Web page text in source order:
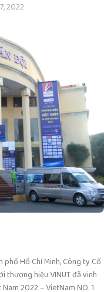
2022
Hồ Chí Minh, Công ty Cổ
thương hiệu VINUT đã vinh
2022 – VietNam NO. 1